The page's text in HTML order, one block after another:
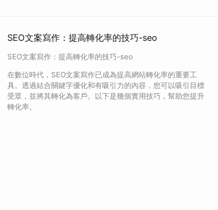
SEO文案寫作：提高轉化率的技巧-seo
SEO文案寫作：提高轉化率的技巧-seo
在數位時代，SEO文案寫作已成為提高網站轉化率的重要工
具。透過結合關鍵字優化和有吸引力的內容，您可以吸引目標
受眾，並將其轉化為客戶。以下是幾個實用技巧，幫助您提升
轉化率。